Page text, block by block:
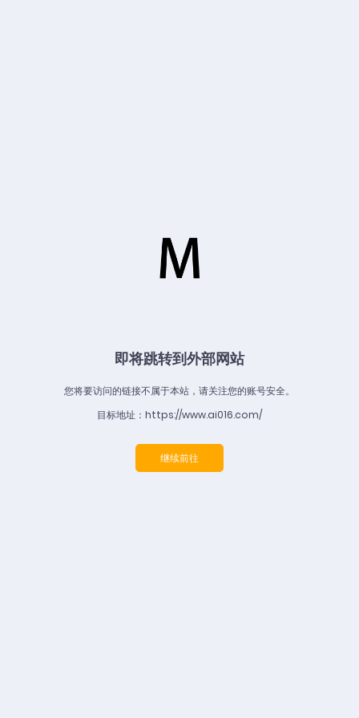
即将跳转到外部网站
您将要访问的链接不属于本站，请关注您的账号安全。
目标地址：https://www.ai016.com/
继续前往